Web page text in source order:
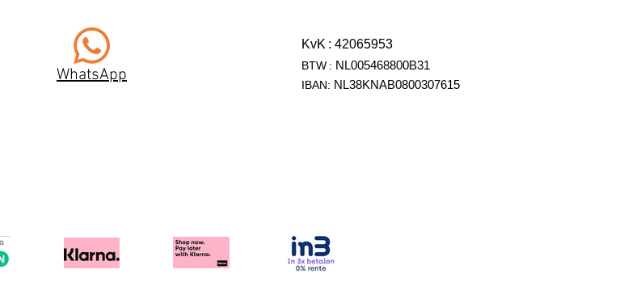
WhatsApp
KvK : 42065953
BTW : NL005468800B31
IBAN: NL38KNAB0800307615